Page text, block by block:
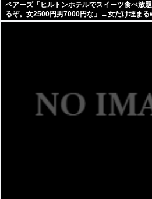
ペアーズ「ヒルトンホテルでスイーツ食べ放
るぞ。女2500円男7000円な」→女だけ埋まる